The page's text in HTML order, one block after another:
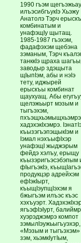
1990 гъэм
илъэсибгъукIэ Хьэжу
Анатолэ Тэрч
комбинатым и
унафэщIу щытащ.
1985-1987 гъэхэм,
фадафэхэм щебэна
зэманым, Тэрч
танккIэ щраха
заводыр здэщыта
щIыпIэм, абы и нэIэ
тету, иджырей
ерыскъы комбинат
щаухуащ. Абы
щелэжьырт мэзым и
тыгъэхэм,
пхъэщхьэмыщхьэмрэ
хадэхэкIхэмрэ.
къызэгъэпэщыкIэм и
Iэмал нэхъыфIхэр
унафэщI жыджэрым
фейдэ хэлъу, ерыщу
къызэригъэсэбэпым
фIыгъэкIэ,
продукцэр адрейхэм
ефIэкIырт,
къыщIэупщIэхэм я
бжыгъэм илъэс къэс
хэхъуэрт.
ягъэфIэIурт,
хуэрэджэмрэ компот
зэмылIэужьыгъуэхэр,
«Мэзым и
зэм, хьэмкIутIым,